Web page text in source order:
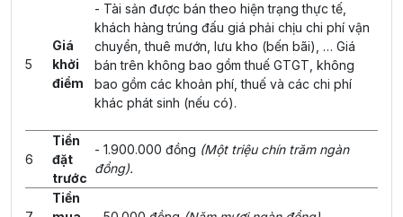
5
Giá
khởi
điểm
- Tài sản được bán theo hiện trạng thực tế,
khách hàng trúng đấu giá phải chịu chi phí vận
chuyển, thuê mướn, lưu kho (bến bãi), … Giá
bán trên không bao gồm thuế GTGT, không
bao gồm các khoản phí, thuế và các chi phí
khác phát sinh (nếu có).
6
Tiền
đặt
trước
- 1.900.000 đồng (Một triệu chín trăm ngàn
đồng).
Tiền